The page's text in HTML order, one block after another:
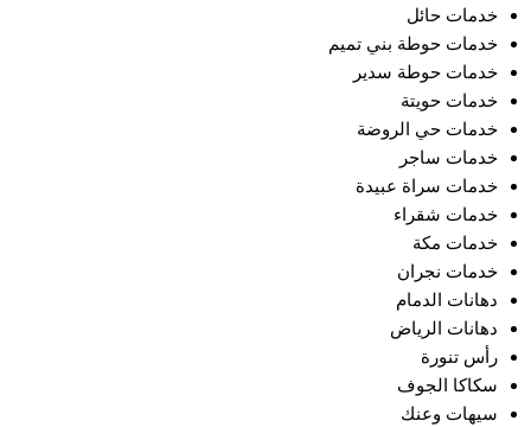
خدمات حائل
خدمات حوطة بني تميم
خدمات حوطة سدير
خدمات حويتة
خدمات حي الروضة
خدمات ساجر
خدمات سراة عبيدة
خدمات شقراء
خدمات مكة
خدمات نجران
دهانات الدمام
دهانات الرياض
رأس تنورة
سكاكا الجوف
سيهات وعنك